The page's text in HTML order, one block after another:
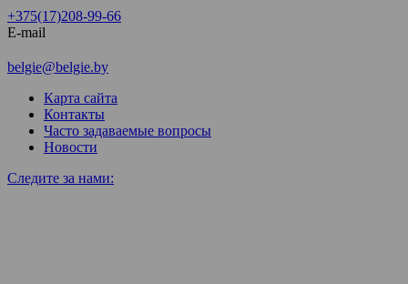
+375(17)208-99-66
E-mail
belgie@belgie.by
Карта сайта
Контакты
Часто задаваемые вопросы
Новости
Следите за нами: